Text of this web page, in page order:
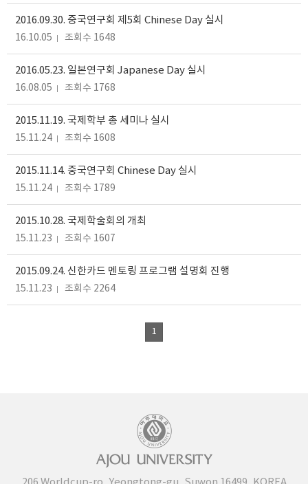
2016.09.30. 중국연구회 제5회 Chinese Day 실시
16.10.05 조회수 1648
2016.05.23. 일본연구회 Japanese Day 실시
16.08.05 조회수 1768
2015.11.19. 국제학부 총 세미나 실시
15.11.24 조회수 1608
2015.11.14. 중국연구회 Chinese Day 실시
15.11.24 조회수 1789
2015.10.28. 국제학술회의 개최
15.11.23 조회수 1607
2015.09.24. 신한카드 멘토링 프로그램 설명회 진행
15.11.23 조회수 2264
1